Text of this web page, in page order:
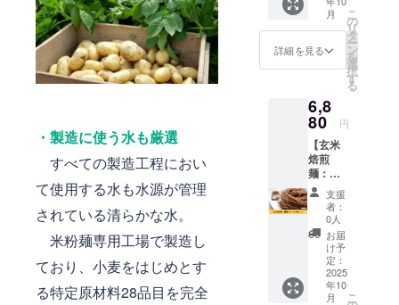
・製造に使う水も厳選
すべての製造工程におい
て使用する水も水源が管理
されている清らかな水。
米粉麺専用工場で製造し
ており、小麦をはじめとす
る特定原材料28品目を完全
強化し
た商品
です。
お礼の
送料込
みのお
す。 ・
容量：1
袋あた
り120g
・賞味
期限：
製造後6
か月 ・
保存方
法：直
射日
米）：
中麺3ミ
リ14食
セット
をお届
米はポ
リフェ
ノール
が入っ
た健康
志向の
米粉麺
です。
通常の
米粉麺
の更に
モチモ
チ感を
強化し
月
詳細を見る
こ
の
リ
タ
ー
ン
を
選
択
す
る
6,8
80 円
【玄米
焙煎
麺：細
麺1.5ミ
リ14食
セッ
ト】 玄
米焙煎
麺：細
麺1.5ミ
リ14食
セット
支援
者：
0人
お届
け予
定：
2025
年10
月
こ